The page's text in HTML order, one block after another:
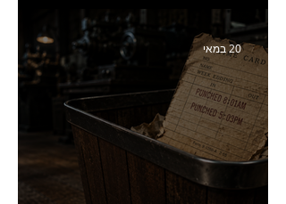
סמנכ״לית השיווק והמכירות
של מחלבות גד
20 במאי